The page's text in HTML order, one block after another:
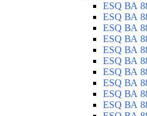
ESQ ВА
ESQ ВА
ESQ ВА
ESQ ВА
ESQ ВА
ESQ ВА
ESQ ВА
ESQ ВА
ESQ ВА
ESQ ВА